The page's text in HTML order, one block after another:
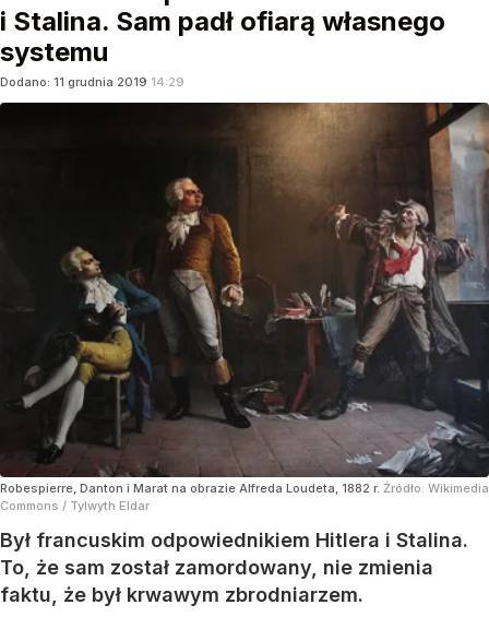
i Stalina. Sam padł ofiarą własnego
systemu
Dodano: 11 grudnia 2019 14:29
Robespierre, Danton i Marat na obrazie Alfreda Loudeta, 1882 r. Źródło: Wikimedia
Commons / Tylwyth Eldar
Był francuskim odpowiednikiem Hitlera i Stalina.
To, że sam został zamordowany, nie zmienia
faktu, że był krwawym zbrodniarzem.